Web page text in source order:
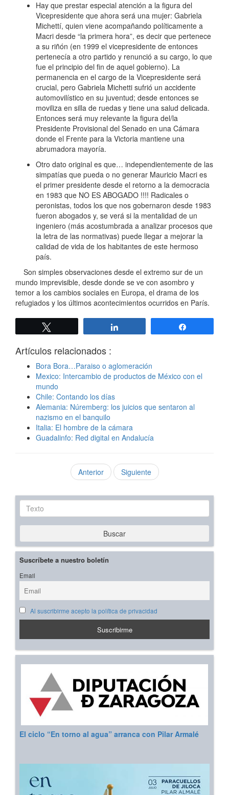
Hay que prestar especial atención a la figura del
Vicepresidente que ahora será una mujer: Gabriela
Michettí, quien viene acompañando políticamente a
Macri desde “la primera hora”, es decir que pertenece
a su riñón (en 1999 el vicepresidente de entonces
pertenecía a otro partido y renunció a su cargo, lo que
fue el principio del fin de aquel gobierno). La
permanencia en el cargo de la Vicepresidente será
crucial, pero Gabriela Michetti sufrió un accidente
automovilístico en su juventud; desde entonces se
moviliza en silla de ruedas y tiene una salud delicada.
Entonces será muy relevante la figura del/la
Presidente Provisional del Senado en una Cámara
donde el Frente para la Victoria mantiene una
abrumadora mayoría.
Otro dato original es que… independientemente de las
simpatías que pueda o no generar Mauricio Macri es
el primer presidente desde el retorno a la democracia
en 1983 que NO ES ABOGADO !!!! Radicales o
peronistas, todos los que nos gobernaron desde 1983
fueron abogados y, se verá si la mentalidad de un
ingeniero (más acostumbrada a analizar procesos que
la letra de las normativas) puede llegar a mejorar la
calidad de vida de los habitantes de este hermoso
país.
Son simples observaciones desde el extremo sur de un
mundo imprevisible, desde donde se ve con asombro y
temor a los cambios sociales en Europa, el drama de los
refugiados y los últimos acontecimientos ocurridos en París.
Artículos relacionados :
Bora Bora…Paraiso o aglomeración
Mexico: Intercambio de productos de México con el
mundo
Chile: Contando los días
Alemania: Núremberg: los juicios que sentaron al
nazismo en el banquilo
Italia: El hombre de la cámara
Guadalinfo: Red digital en Andalucía
Anterior Siguiente
Texto
Buscar
Suscríbete a nuestro boletín
Email
Al suscribirme acepto la política de privacidad
El ciclo “En torno al agua” arranca con Pilar Armalé